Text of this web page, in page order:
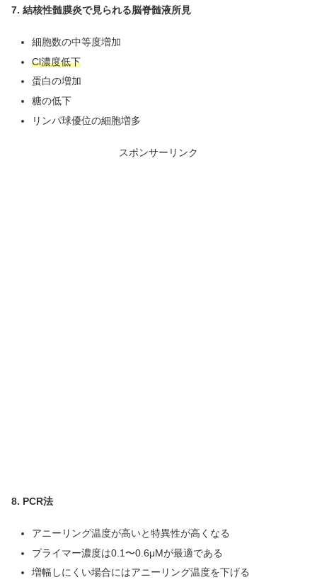
7. 結核性髄膜炎で見られる脳脊髄液所見
細胞数の中等度増加
Cl濃度低下
蛋白の増加
糖の低下
リンパ球優位の細胞増多
スポンサーリンク
8. PCR法
アニーリング温度が高いと特異性が高くなる
プライマー濃度は0.1〜0.6μMが最適である
増幅しにくい場合にはアニーリング温度を下げる